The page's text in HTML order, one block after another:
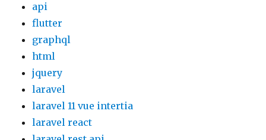
api
flutter
graphql
html
jquery
laravel
laravel 11 vue intertia
laravel react